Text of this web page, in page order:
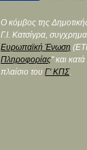
Ο κόμβος της
Γ.Ι. Κατσίγρα,
Ευρωπαϊκή Ένωση
Πληροφορίας" και
πλαίσιο του Γ' ΚΠΣ.